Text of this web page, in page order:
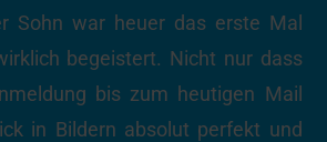
Sohn war heuer das erste Mal
begeistert. Nicht nur dass
bis zum heutigen Mail
in Bildern absolut perfekt und